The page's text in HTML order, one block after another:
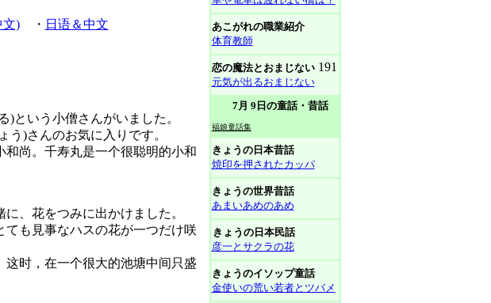
文)・ 日语＆中文
という小僧さんがいました。
う)さんのお気に入りです。
尚。千寿丸是一个很聪明的小和
、花をつみに出かけました。
も見事なハスの花が一つだけ咲
时，在一个很大的池塘中间只盛
あこがれの職業紹介
体育教師
恋の魔法とおまじない191
元気が出るおまじない
7月 9日の童話・昔話
福娘童話集
きょうの日本昔話
焼印を押されたカッパ
きょうの世界昔話
あまいあめのあめ
きょうの日本民話
彦一とサクラの花
きょうのイソップ童話
金使いの荒い若者とツバメ